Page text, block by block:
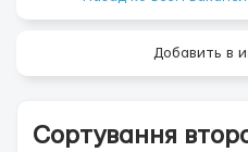
Добавить в
Сортування